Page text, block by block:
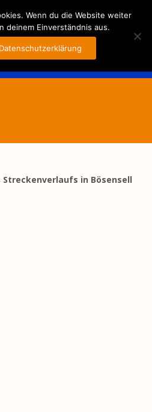
Streckenverlaufs in Bösensell
Wenn du die Website weiter
deinem Einverständnis aus.
Datenschutzerklärung